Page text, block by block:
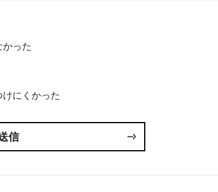
かった
けにくかった